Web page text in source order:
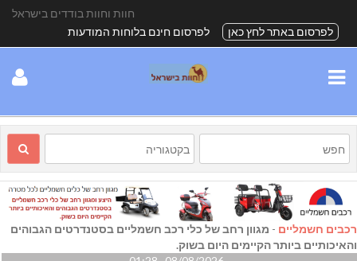
חוות וחוות בודדים בישראל
לפרסום באתר לחץ כאן
לפרסום חינם בלוחות המודעות
רכבים חשמליים - מגוון רחב של כלי רכב חשמליים בסטנדרטים הגבוהים
והאיכותיים ביותר הקיימים היום בשוק.